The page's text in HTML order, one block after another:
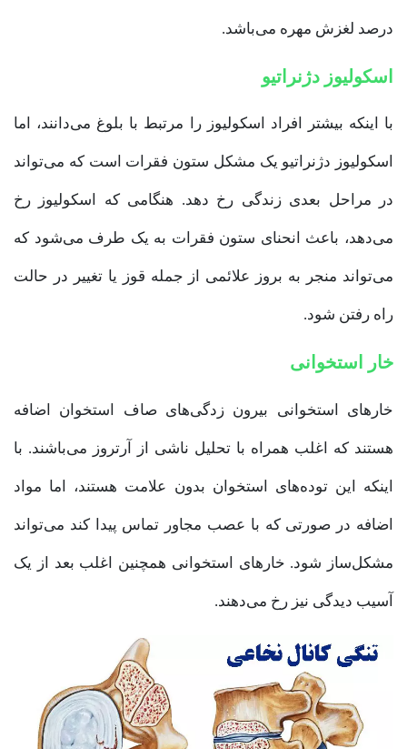
درصد لغزش مهره می‌باشد.
اسکولیوز دژنراتیو
با اینکه بیشتر افراد اسکولیوز را مرتبط با بلوغ می‌دانند، اما
اسکولیوز دژنراتیو یک مشکل ستون فقرات است که می‌تواند
در مراحل بعدی زندگی رخ دهد. هنگامی که اسکولیوز رخ
می‌دهد، باعث انحنای ستون فقرات به یک طرف می‌شود که
می‌تواند منجر به بروز علائمی از جمله قوز یا تغییر در حالت
راه رفتن شود.
خار استخوانی
خارهای استخوانی بیرون زدگی‌های صاف استخوان اضافه
هستند که اغلب همراه با تحلیل ناشی از آرتروز می‌باشند. با
اینکه این توده‌های استخوان بدون علامت هستند، اما مواد
اضافه در صورتی که با عصب مجاور تماس پیدا کند می‌تواند
مشکل‌ساز شود. خارهای استخوانی همچنین اغلب بعد از یک
آسیب دیدگی نیز رخ می‌دهند.